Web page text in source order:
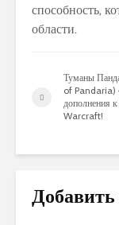
способность,
области.
Туманы
of Pandaria)
дополнения
Warcraft!